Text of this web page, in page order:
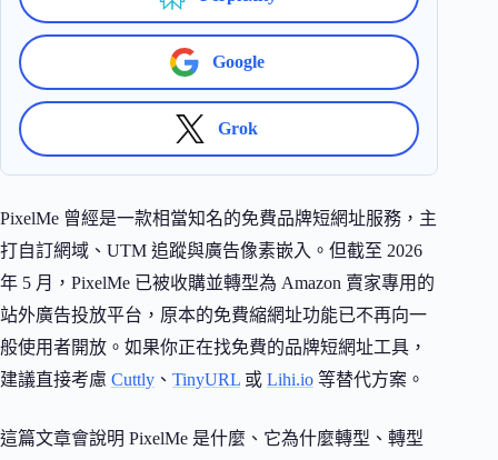
Google
Grok
PixelMe 曾經是一款相當知名的免費品牌短網址服務，主
打自訂網域、UTM 追蹤與廣告像素嵌入。但截至 2026
年 5 月，PixelMe 已被收購並轉型為 Amazon 賣家專用的
站外廣告投放平台，原本的免費縮網址功能已不再向一
般使用者開放。如果你正在找免費的品牌短網址工具，
建議直接考慮 Cuttly 、 TinyURL 或 Lihi.io 等替代方案。
這篇文章會說明 PixelMe 是什麼、它為什麼轉型、轉型